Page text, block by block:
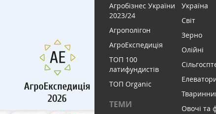
Агробізнес України
2023/24
Агрополігон
АгроЕкспедиція
ТОП 100
латифундистів
ТОП Organic
ТЕМИ
Україна
Світ
Зерно
Олійні
Овочі та